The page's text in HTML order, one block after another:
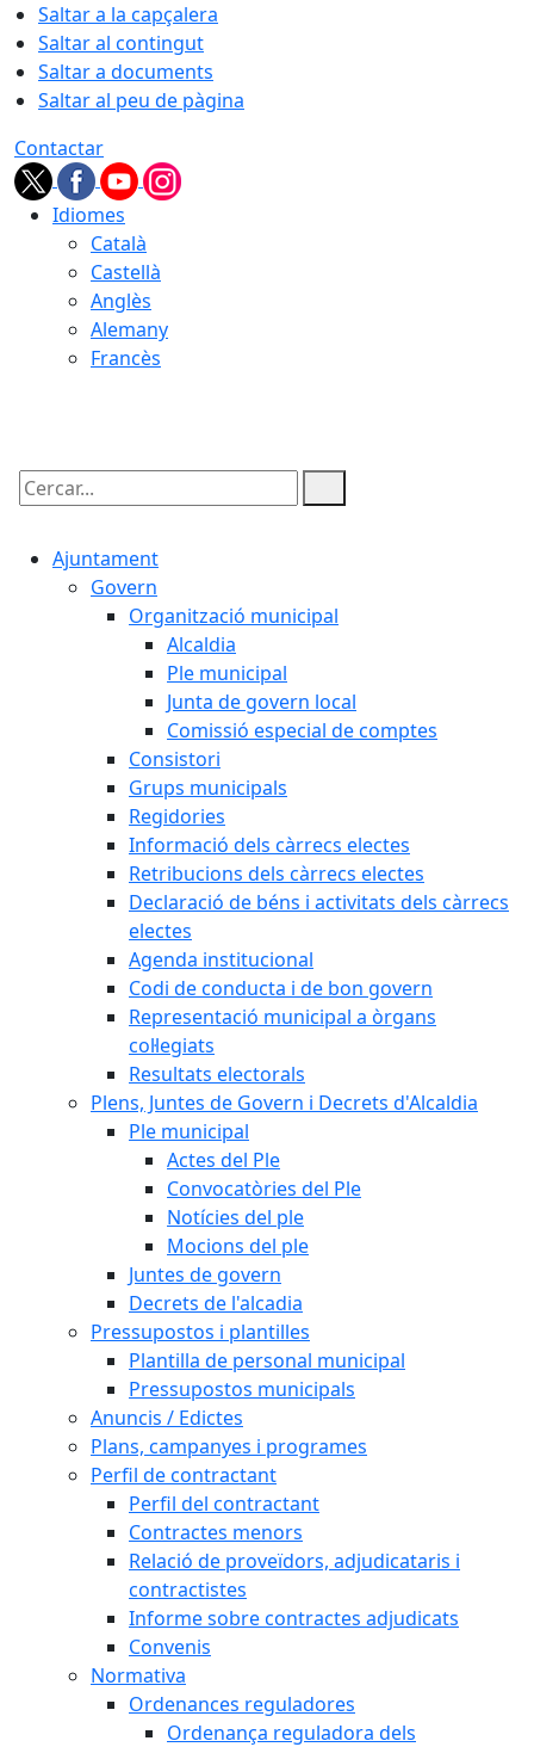
Saltar a la capçalera
Saltar al contingut
Saltar a documents
Saltar al peu de pàgina
Contactar
Idiomes
Català
Castellà
Anglès
Alemany
Francès
Cercar:
Ajuntament
Govern
Organització municipal
Alcaldia
Ple municipal
Junta de govern local
Comissió especial de comptes
Consistori
Grups municipals
Regidories
Informació dels càrrecs electes
Retribucions dels càrrecs electes
Declaració de béns i activitats dels càrrecs
electes
Agenda institucional
Codi de conducta i de bon govern
Representació municipal a òrgans
col·legiats
Resultats electorals
Plens, Juntes de Govern i Decrets d'Alcaldia
Ple municipal
Actes del Ple
Convocatòries del Ple
Notícies del ple
Mocions del ple
Juntes de govern
Decrets de l'alcadia
Pressupostos i plantilles
Plantilla de personal municipal
Pressupostos municipals
Anuncis / Edictes
Plans, campanyes i programes
Perfil de contractant
Perfil del contractant
Contractes menors
Relació de proveïdors, adjudicataris i
contractistes
Informe sobre contractes adjudicats
Convenis
Normativa
Ordenances reguladores
Ordenança reguladora dels